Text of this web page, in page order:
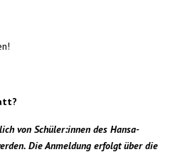
von Schüler:innen des Hansa-
Die Anmeldung erfolgt über die